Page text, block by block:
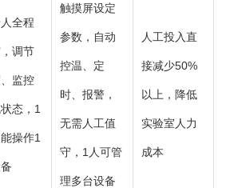
全程
调节
监控
态，1
操作1
触摸屏设定
参数，自动
控温、定
时、报警，
无需人工值
守，1人可管
理多台设备
人工投入直
接减少50%
以上，降低
实验室人力
成本